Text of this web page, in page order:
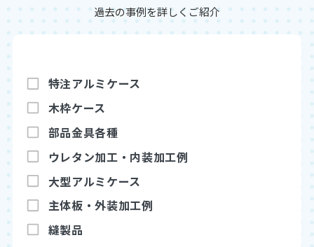
アルミブログ
お見積もり依頼
過去の事例を詳しくご紹介
特注アルミケース
木枠ケース
部品金具各種
ウレタン加工・内装加工例
大型アルミケース
主体板・外装加工例
縫製品